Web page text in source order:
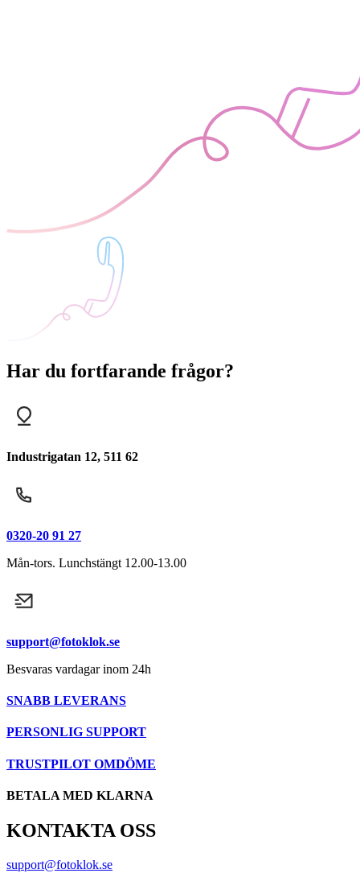
Har du fortfarande frågor?
Industrigatan 12, 511 62
0320-20 91 27
Mån-tors. Lunchstängt 12.00-13.00
support@fotoklok.se
Besvaras vardagar inom 24h
SNABB LEVERANS
PERSONLIG SUPPORT
TRUSTPILOT OMDÖME
BETALA MED KLARNA
KONTAKTA OSS
support@fotoklok.se